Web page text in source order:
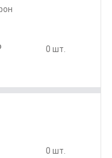
0 шт.
0 шт.